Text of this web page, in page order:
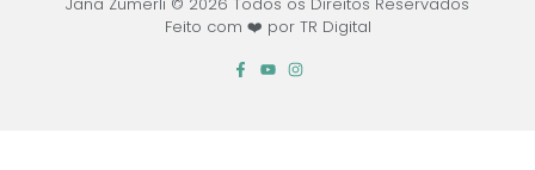
Jana Zumerli © 2026 Todos os Direitos Reservados
Feito com ❤️ por TR Digital